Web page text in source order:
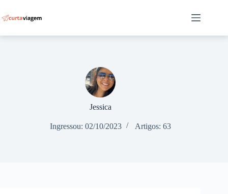
para
o
Jessica
Ingressou: 02/10/2023 Artigos: 63